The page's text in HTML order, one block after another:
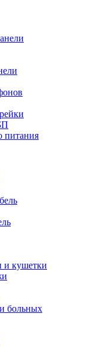
питания
и кушетки
больных